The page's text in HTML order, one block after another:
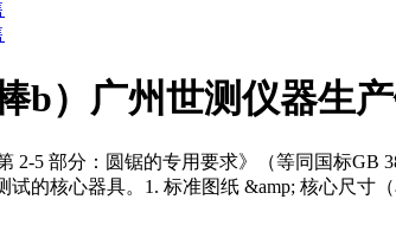
b）广州世测仪器生
5 部分：圆锯的专用要求》（等同国标GB
试的核心器具。1. 标准图纸 &amp; 核心尺寸